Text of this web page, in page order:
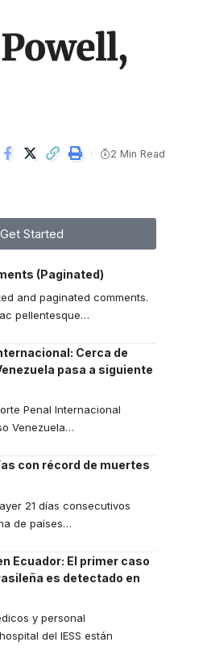
2 Min Read
Get Started
(Paginated)
and paginated comments.
pellentesque…
Cerca de
pasa a siguiente
Penal Internacional
Venezuela…
con récord de muertes
21 días consecutivos
de países…
Ecuador: El primer caso
es detectado en
y personal
del IESS están